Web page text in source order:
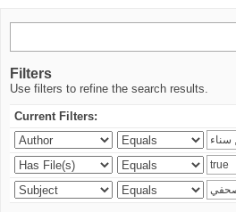
Filters
Use filters to refine the search results.
Current Filters: